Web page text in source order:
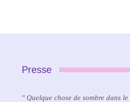
Presse
Quelque chose de sombre dans le